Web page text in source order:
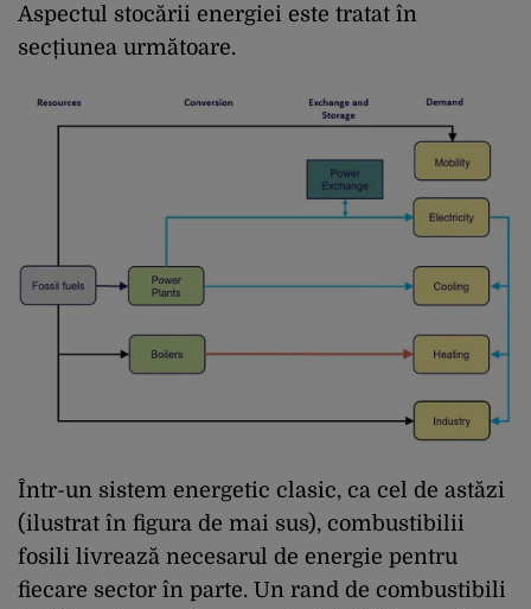
Aspectul stocării energiei este tratat în
secțiunea următoare.
Într-un sistem energetic clasic, ca cel de astăzi
(ilustrat în figura de mai sus), combustibilii
fosili livrează necesarul de energie pentru
fiecare sector în parte. Un rand de combustibili